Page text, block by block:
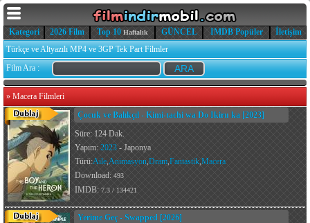
Kategori 2026 Film Top 10 Haftalık GÜNCEL IMDB Popüler
İletişim
Türkçe ve Altyazılı MP4 ve 3GP Tek Part Filmler
Film Ara :
» Macera Filmleri
Çocuk ve Balıkçıl - Kimi-tachi wa Do Ikiru ka [2023]
Süre: 124 Dak.
Yapım: 2023 - Japonya
Türü:Aile,Animasyon,Dram,Fantastik,Macera
Download: 493
IMDB: 7.3 / 134421
Yerime Geç - Swapped [2026]